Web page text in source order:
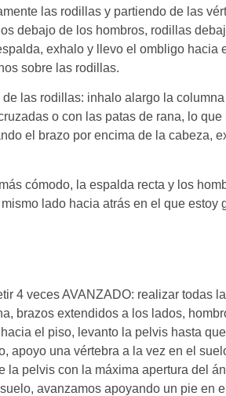
las rodillas y partiendo de las
debajo de los hombros, rodillas
exhalo y llevo el ombligo hacia
sobre las rodillas.
las rodillas: inhalo alargo la
o con las patas de rana, lo
el brazo por encima de la cabeza,
cómodo, la espalda recta y los
lado hacia atrás en el que estoy
4 veces AVANZADO: realizar todas
brazos extendidos a los lados,
el piso, levanto la pelvis hasta
apoyo una vértebra a la vez en el
la pelvis con la máxima apertura del
avanzamos apoyando un pie en